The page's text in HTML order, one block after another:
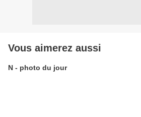
Vous aimerez aussi
N - photo du jour